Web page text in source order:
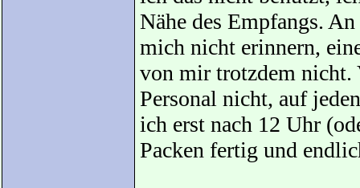
Nähe des Empfangs.
mich nicht erinnern,
von mir trotzdem
Personal nicht, auf
ich erst nach 12 Uhr
Packen fertig und